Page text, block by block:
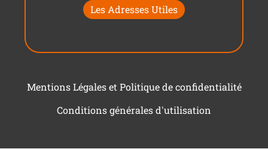
Les Adresses Utiles
Mentions Légales et Politique de confidentialité
Conditions générales d'utilisation